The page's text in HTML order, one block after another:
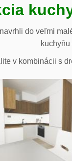
do veľmi
v kombinácii s